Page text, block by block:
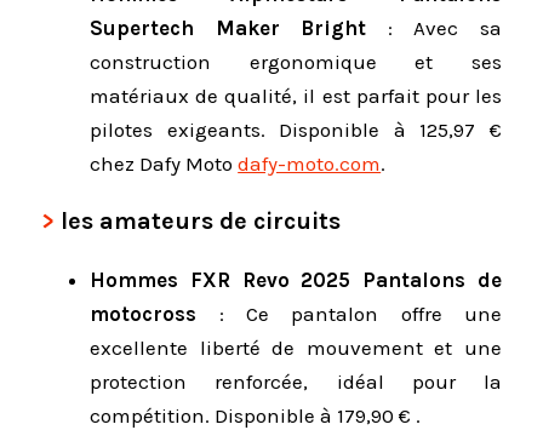
Supertech Maker Bright :Avec sa
construction ergonomique et ses
matériaux de qualité, il est parfait pour les
pilotes exigeants.
Disponible à 125,97 €
chez Dafy Moto dafy-moto.com.
les amateurs de circuits
Hommes FXR Revo 2025 Pantalons de
motocross : Ce pantalon offre une
excellente liberté de mouvement et une
protection renforcée, idéal pour la
compétition. Disponible à 179,90 € .